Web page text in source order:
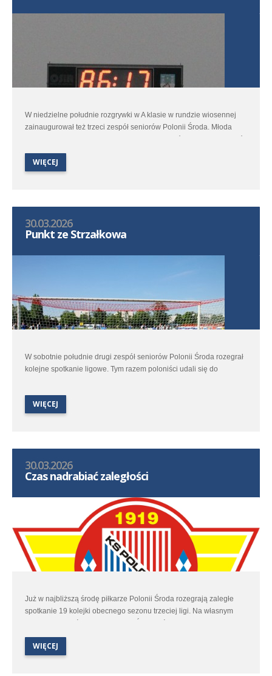
W niedzielne południe rozgrywki w A klasie w rundzie wiosennej
zainaugurował też trzeci zespół seniorów Polonii Środa. Młoda
ekipa trenera Łukasza Kaczałki udała się do Kórnika aby zmierzyć
WIĘCEJ
30.03.2026
Punkt ze Strzałkowa
W sobotnie południe drugi zespół seniorów Polonii Środa rozegrał
kolejne spotkanie ligowe. Tym razem poloniści udali się do
WIĘCEJ
30.03.2026
Czas nadrabiać zaległości
Już w najbliższą środę piłkarze Polonii Środa rozegrają zaległe
spotkanie 19 kolejki obecnego sezonu trzeciej ligi. Na własnym
obiekcie poloniści podejmą Flotę Świnoujście. Wstęp na to
WIĘCEJ